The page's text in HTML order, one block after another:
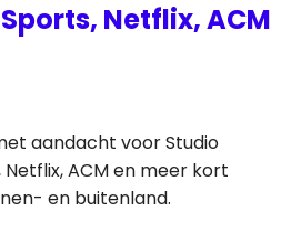
Netflix, ACM
aandacht voor Studio
Netflix, ACM en meer kort
en buitenland.